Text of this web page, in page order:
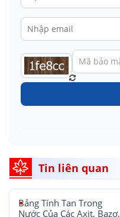
Tin liên quan
Bảng Tính Tan Trong
Nước Của Các Axit, Bazơ,